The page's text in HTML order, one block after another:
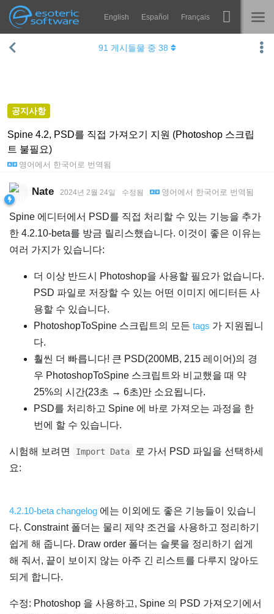
Esoteric Software
Navigation English Español Français
홈
연락처
Spine
구매
공지사항
Spine 4.2, PSD를 직접 가져오기 지원 (Photoshop 스크립
트 불필요)
영어 에서 한국어 로 번역됨
91 게시들물 중 38
Nate 2024년 2월 24일 수정됨 영어 에서 한국어 로 번역됨
Spine 에디터에서 PSD를 직접 처리할 수 있는 기능을 추가
한 4.2.10-beta를 방금 릴리스했습니다. 이것이 좋은 이유는
여러 가지가 있습니다:
더 이상 반드시 Photoshop을 사용할 필요가 없습니다.
PSD 파일로 저장할 수 있는 어떤 이미지 에디터든 사
용할 수 있습니다.
PhotoshopToSpine 스크립트의 모든 tags 가 지원됩니
다.
훨씬 더 빠릅니다! 큰 PSD(200MB, 215 레이어)의 경
우 PhotoshopToSpine 스크립트와 비교했을 때 약
25%의 시간(23초 → 6초)만 소요됩니다.
PSD를 처리하고 Spine 에 바로 가져오는 과정을 한
번에 할 수 있습니다.
시험해 보려면 Import Data
로 가서 PSD 파일을 선택하세
요:
4.2.10-beta changelog 에는 이외에도 좋은 기능들이 있습니
다. Constraint 폴더는 물리 제약 조건을 사용하고 정리하기
쉽게 해 줍니다. Draw order 폴더는 슬롯을 정리하기 쉽게
해 줘서, 끝이 보이지 않는 아주 긴 리스트를 다루지 않아도
되게 합니다.
수정: Photoshop 을 사용하고, Spine 의 PSD 가져오기에서